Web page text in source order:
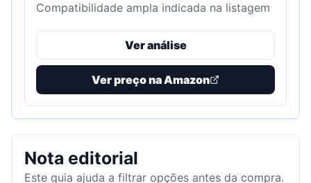
Compatibilidade ampla indicada na listagem
Ver análise
Ver preço na Amazon
Nota editorial
Este guia ajuda a filtrar opções antes da compra.